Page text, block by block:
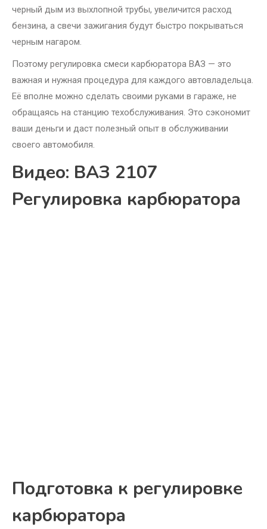
черный дым из выхлопной трубы, увеличится расход
бензина, а свечи зажигания будут быстро покрываться
черным нагаром.
Поэтому регулировка смеси карбюратора ВАЗ — это
важная и нужная процедура для каждого автовладельца.
Её вполне можно сделать своими руками в гараже, не
обращаясь на станцию техобслуживания. Это сэкономит
ваши деньги и даст полезный опыт в обслуживании
своего автомобиля.
Видео: ВАЗ 2107
Регулировка карбюратора
Подготовка к регулировке
карбюратора